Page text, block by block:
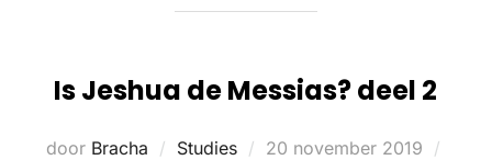
Is Jeshua de Messias? deel 2
door Bracha Studies
20 november 2019